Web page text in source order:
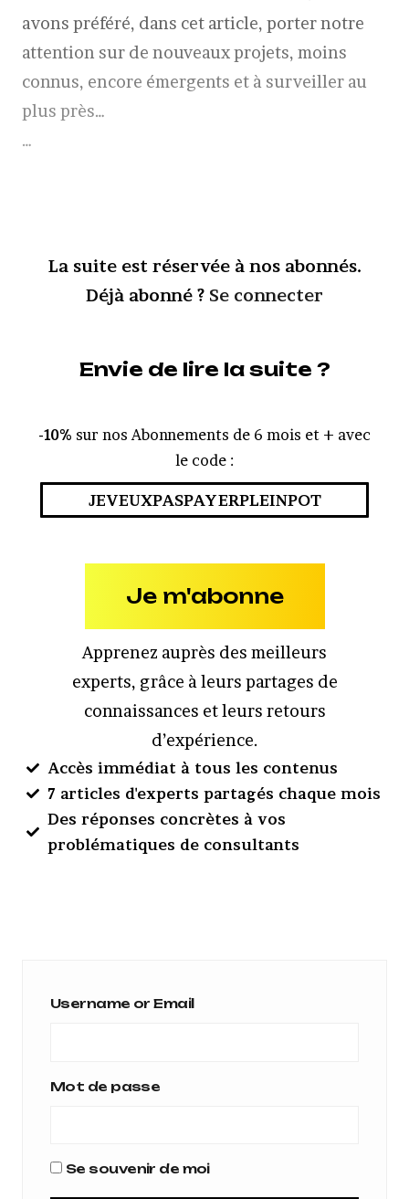
avons préféré, dans cet article, porter notre
attention sur de nouveaux projets, moins
connus, encore émergents et à surveiller au
plus près…
…
La suite est réservée à nos abonnés.
Déjà abonné ? Se connecter
Envie de lire la suite ?
-10% sur nos Abonnements de 6 mois et + avec
le code :
JEVEUXPASPAYERPLEINPOT
Je m'abonne
Apprenez auprès des meilleurs
experts, grâce à leurs partages de
connaissances et leurs retours
d’expérience.
Accès immédiat à tous les contenus
7 articles d'experts partagés chaque mois
Des réponses concrètes à vos
problématiques de consultants
Username or Email
Mot de passe
Se souvenir de moi